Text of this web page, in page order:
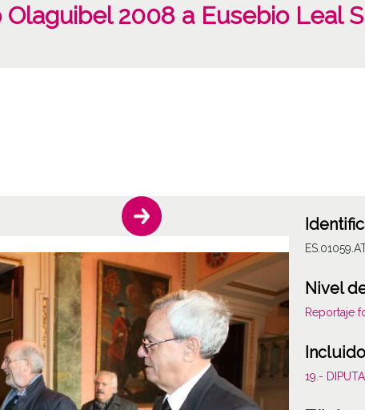
2008 a Eusebio Leal
Nivel
Reportaje
19.-